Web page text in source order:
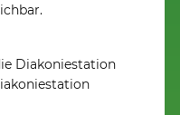
Diakoniestation